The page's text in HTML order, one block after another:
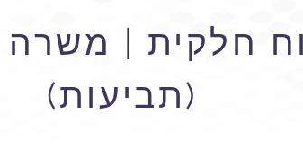
חלקית | משרה
(תביעות)